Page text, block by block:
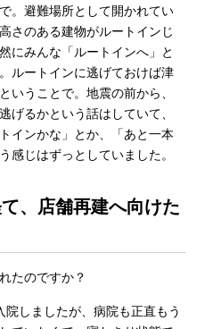
。避難場所として開かれてい
さのある建物がルートインじ
にみんな「ルートインへ」と
ルートインに逃げておけば津
いうことで。地震の前から、
げるかという話はしていて、
インかな」とか、「あと一本
感じはずっとしていました。
、店舗再建へ向けた
たのですか？
院しましたが、病院も正直もう